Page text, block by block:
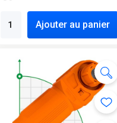
Ajouter au panier